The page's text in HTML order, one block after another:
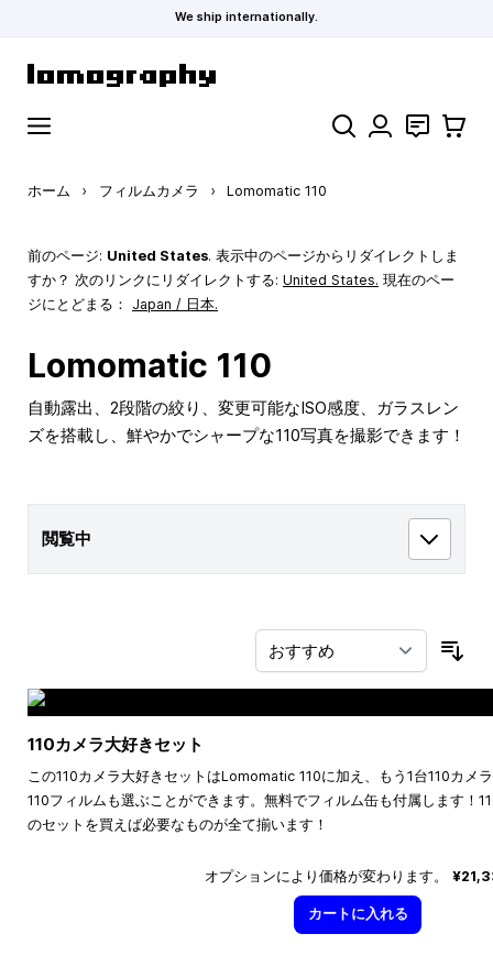
We ship internationally.
検索 お問い合わ
カート
ホーム › フィルムカメラ › Lomomatic 110
前のページ: United States. 表示中のページからリダイレクトしま
すか？ 次のリンクにリダイレクトする: United States. 現在のペー
ジにとどまる： Japan / 日本.
Lomomatic 110
自動露出、2段階の絞り、変更可能なISO感度、ガラスレン
ズを搭載し、鮮やかでシャープな110写真を撮影できます！
閲覧中
110カメラ大好きセット
この110カメラ大好きセットはLomomatic 110に加え、もう1台110カメ
110フィルムも選ぶことができます。無料でフィルム缶も付属します！
のセットを買えば必要なものが全て揃います！
オプションにより価格が変わります。
カートに入れる